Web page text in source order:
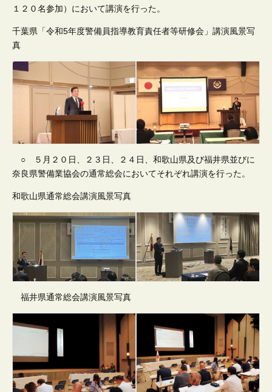
１２０名参加）において講演を行った。
千葉県「令和5年度警備員指導教育責任者等研修会」講演風景写
真
○ ５月２０日、２３日、２４日、和歌山県及び福井県並びに
奈良県警備業協会の通常総会においてそれぞれ講演を行った。
和歌山県通常総会講演風景写真
福井県通常総会講演風景写真